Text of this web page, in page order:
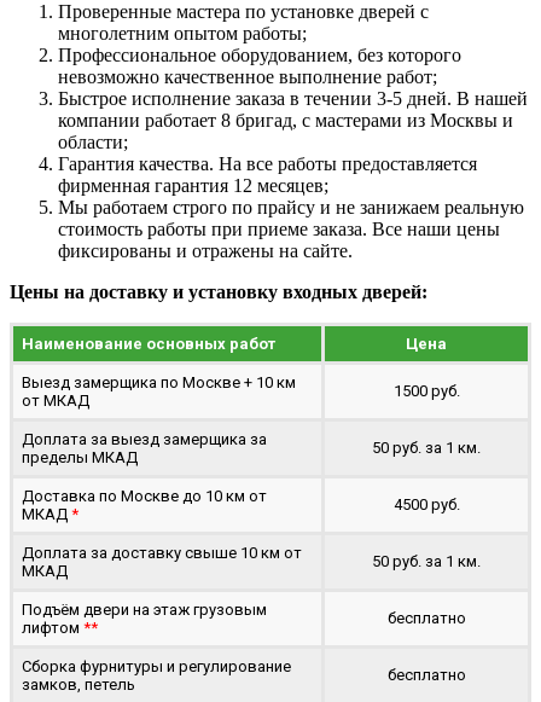
Проверенные мастера по установке дверей с
многолетним опытом работы;
Профессиональное оборудованием, без которого
невозможно качественное выполнение работ;
Быстрое исполнение заказа в течении 3-5 дней. В нашей
компании работает 8 бригад, с мастерами из Москвы и
области;
Гарантия качества. На все работы предоставляется
фирменная гарантия 12 месяцев;
Мы работаем строго по прайсу и не занижаем реальную
стоимость работы при приеме заказа. Все наши цены
фиксированы и отражены на сайте.
Цены на доставку и установку входных дверей:
Наименование основных работ Цена
Выезд замерщика по Москве + 10 км
от МКАД
1500 руб.
Доплата за выезд замерщика за
пределы МКАД
50 руб. за 1 км.
Доставка по Москве до 10 км от
МКАД *
4500 руб.
Доплата за доставку свыше 10 км от
МКАД
50 руб. за 1 км.
Подъём двери на этаж грузовым
лифтом **
бесплатно
Сборка фурнитуры и регулирование
замков, петель
бесплатно